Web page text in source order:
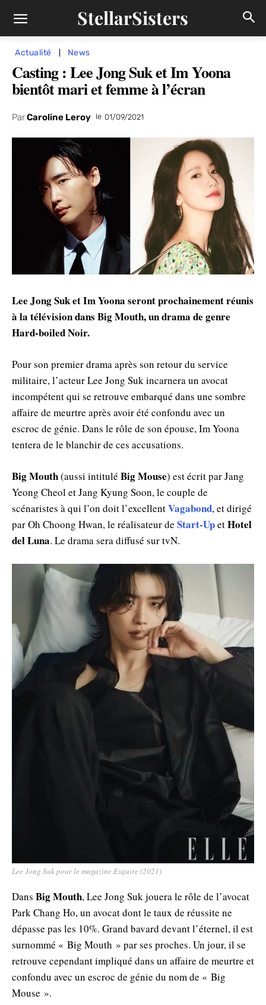
StellarSisters
Actualité News
Casting : Lee Jong Suk et Im Yoona
bientôt mari et femme à l’écran
ParCaroline Leroy le 01/09/2021
Lee Jong Suk et Im Yoona seront prochainement réunis
à la télévision dans Big Mouth, un drama de genre
Hard-boiled Noir.
Pour son premier drama après son retour du service
militaire, l’acteur Lee Jong Suk incarnera un avocat
incompétent qui se retrouve embarqué dans une sombre
affaire de meurtre après avoir été confondu avec un
escroc de génie. Dans le rôle de son épouse, Im Yoona
tentera de le blanchir de ces accusations.
Big Mouth(aussi intitulé Big Mouse) est écrit par Jang
Yeong Cheol et Jang Kyung Soon, le couple de
scénaristes à qui l’on doit l’excellentVagabond, et dirigé
par Oh Choong Hwan, le réalisateur de Start-UpetHotel
del Luna. Le drama sera diffusé sur tvN.
Lee Jong Suk pour le magazine Esquire (2021)
Dans Big Mouth, Lee Jong Suk jouera le rôle de l’avocat
Park Chang Ho, un avocat dont le taux de réussite ne
dépasse pas les 10%. Grand bavard devant l’éternel, il est
surnommé « Big Mouth » par ses proches. Un jour, il se
retrouve cependant impliqué dans un affaire de meurtre et
confondu avec un escroc de génie du nom de « Big
Mouse ».